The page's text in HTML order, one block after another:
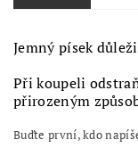
Jemný písek
Při koupeli
přirozeným
Buďte první, kdo